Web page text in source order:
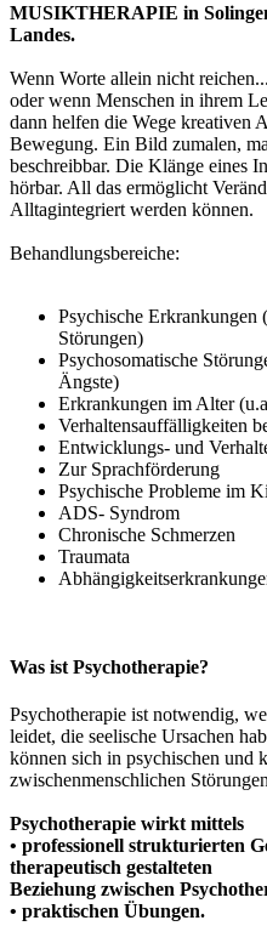
MUSIKTHERAPIE in
Landes.
Wenn Worte allein nicht
oder wenn Menschen in ihrem
dann helfen die Wege kreativen
Bewegung. Ein Bild zumalen,
beschreibbar. Die Klänge eines
hörbar. All das ermöglicht
Alltagintegriert werden können.
Behandlungsbereiche:
Psychische Erkrankungen
Störungen)
Psychosomatische
Ängste)
Erkrankungen im Alter
Verhaltensauffälligkeiten
Entwicklungs- und
Zur Sprachförderung
Psychische Probleme im
ADS- Syndrom
Chronische Schmerzen
Traumata
Was ist Psychotherapie?
Psychotherapie ist notwendig,
leidet, die seelische Ursachen
können sich in psychischen und
zwischenmenschlichen
Psychotherapie wirkt mittels
• professionell strukturierten
therapeutisch gestalteten
Beziehung zwischen
• praktischen Übungen.